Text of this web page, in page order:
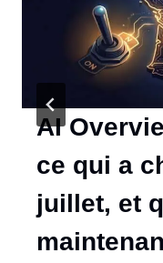
AI
ce qui a
juillet, et